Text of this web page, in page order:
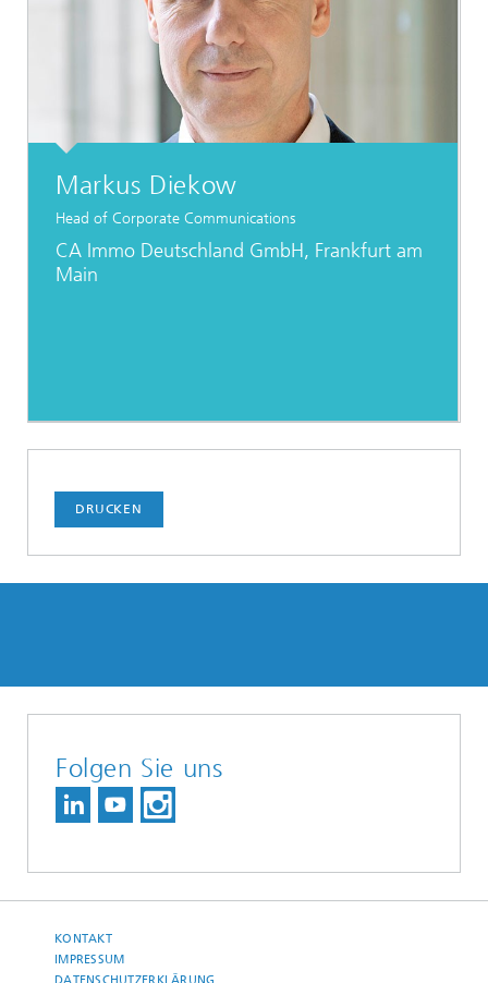
Markus Diekow
Head of Corporate Communications
CA Immo Deutschland GmbH, Frankfurt am
Main
DRUCKEN
Folgen Sie uns
KONTAKT
IMPRESSUM